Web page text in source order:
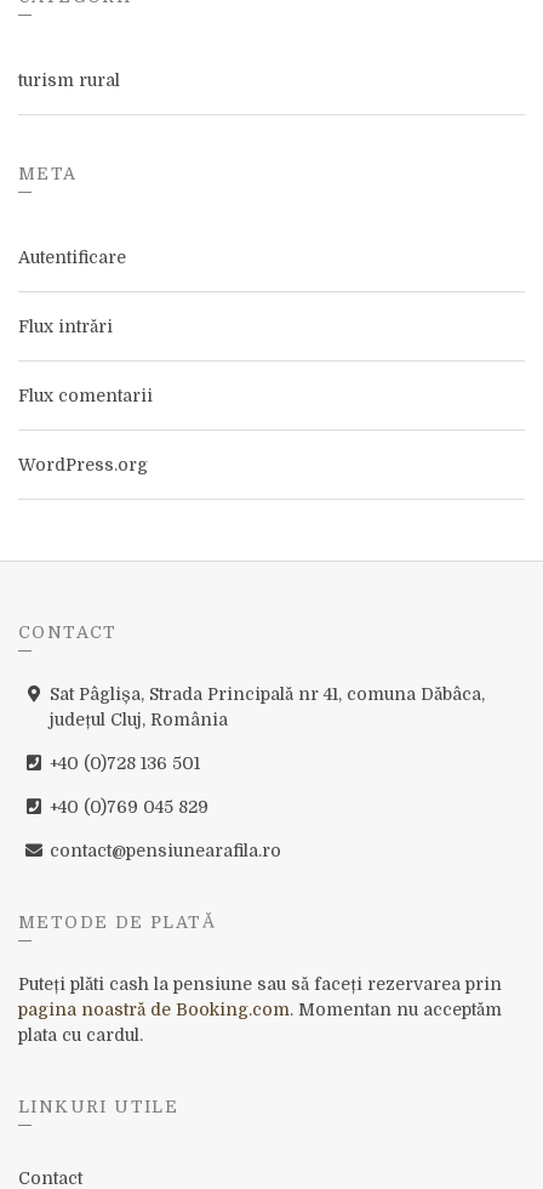
turism rural
META
Autentificare
Flux intrări
Flux comentarii
WordPress.org
CONTACT
Sat Pâglișa, Strada Principală nr 41, comuna Dăbâca,
județul Cluj, România
+40 (0)728 136 501
+40 (0)769 045 829
contact@pensiunearafila.ro
METODE DE PLATĂ
Puteți plăti cash la pensiune sau să faceți rezervarea prin
pagina noastră de Booking.com. Momentan nu acceptăm
plata cu cardul.
LINKURI UTILE
Contact